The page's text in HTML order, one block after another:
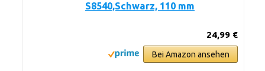
S8540,Schwarz, 110 mm
24,99 €
Bei Amazon ansehen